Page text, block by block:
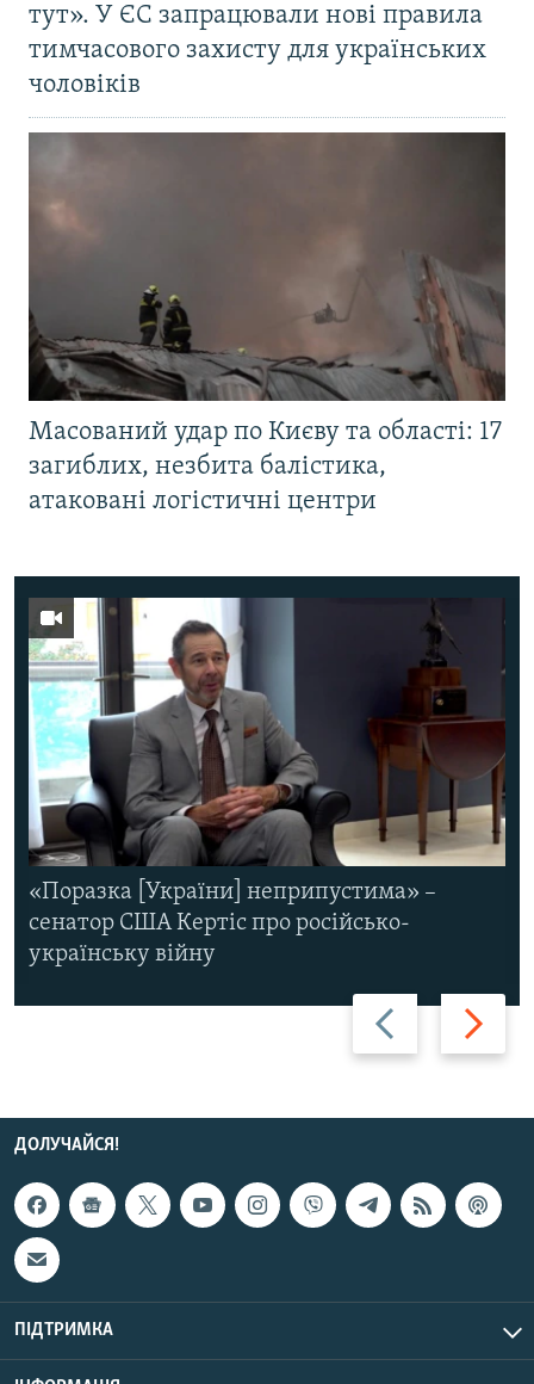
тут». У ЄС запрацювали нові правила
тимчасового захисту для українських
чоловіків
Масований удар по Києву та області: 17
загиблих, незбита балістика,
атаковані логістичні центри
Назад Вперед
«Поразка [України] неприпустима» –
сенатор США Кертіс про російсько-
українську війну
ДОЛУЧАЙСЯ!
ПІДТРИМКА